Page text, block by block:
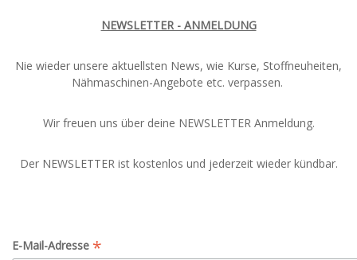
NEWSLETTER - ANMELDUNG
Nie wieder unsere aktuellsten News, wie Kurse, Stoffneuheiten,
Nähmaschinen-Angebote etc. verpassen.
Wir freuen uns über deine NEWSLETTER Anmeldung.
Der NEWSLETTER ist kostenlos und jederzeit wieder kündbar.
E-Mail-Adresse *